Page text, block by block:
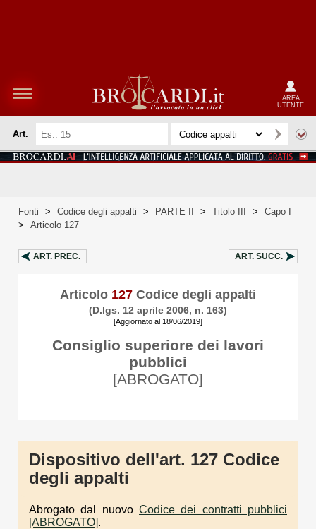
AREA
UTENTE
Art.
Fonti > Codice degli appalti > PARTE II > Titolo III >
Capo I
>
Articolo 127
ART. PREC. ART. SUCC.
Articolo 127 Codice degli appalti
(D.lgs. 12 aprile 2006, n. 163)
[Aggiornato al 18/06/2019]
Consiglio superiore dei lavori
pubblici
[ABROGATO]
Dispositivo dell'art. 127 Codice
degli appalti
Abrogato dal nuovo Codice dei contratti pubblici
[ABROGATO].